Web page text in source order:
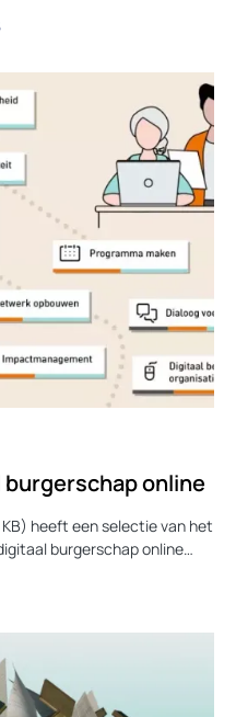
online
heeft een selectie van het
burgerschap online…